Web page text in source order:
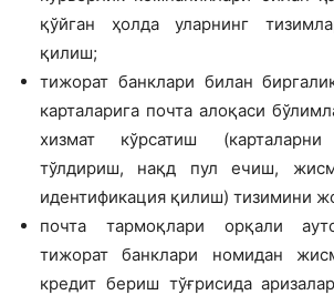
қўйган ҳолда уларнинг
қилиш;
тижорат банклари билан
карталарига почта алоқаси
хизмат кўрсатиш
тўлдириш, нақд пул ечиш,
идентификация қилиш) тизимини
почта тармоқлари орқали
тижорат банклари номидан
кредит бериш тўғрисида